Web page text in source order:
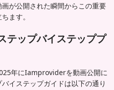
が公開された瞬間からこの重要
ます。
テップバイステッププ
年にIamproviderを動画公開に
イステップガイドは以下の通り